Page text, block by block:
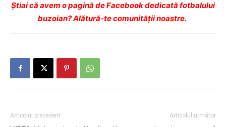
Ştiai că avem o pagină de Facebook dedicată fotbalului
buzoian? Alătură-te comunității noastre.
Articolul precedent Articolul următor